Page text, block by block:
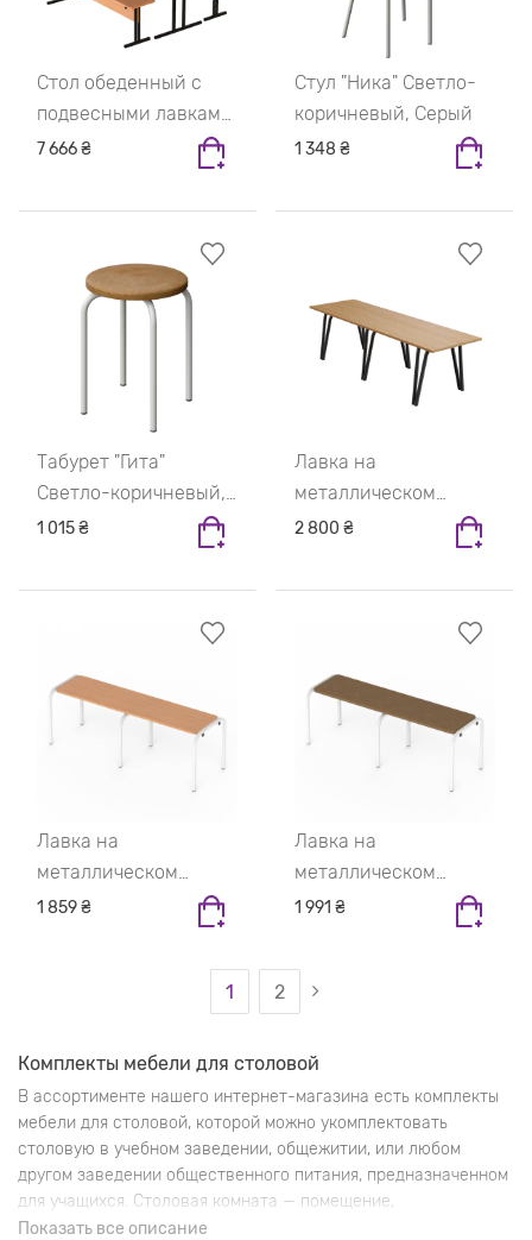
Стол обеденный с
подвесными лавками
Бук, Чёрный
7 666 ₴
Стул "Ника" Светло-
коричневый, Серый
1 348 ₴
Табурет "Гита"
Светло-коричневый,
Серый
1 015 ₴
Лавка на
металлическом
каркасе обеденная;
2 800 ₴
Лавка на
металлическом
каркасе ДСП; Бук,
1 859 ₴
Лавка на
металлическом
каркасе; Светло-
коричневый, Серый
1 991 ₴
1 2
Комплекты мебели для столовой
В ассортименте нашего интернет-магазина есть комплекты
мебели для столовой, которой можно укомплектовать
столовую в учебном заведении, общежитии, или любом
другом заведении общественного питания, предназначенном
для учащихся. Столовая комната — помещение,
предназначенное не только для употребления пищи, но и для
Показать все описание